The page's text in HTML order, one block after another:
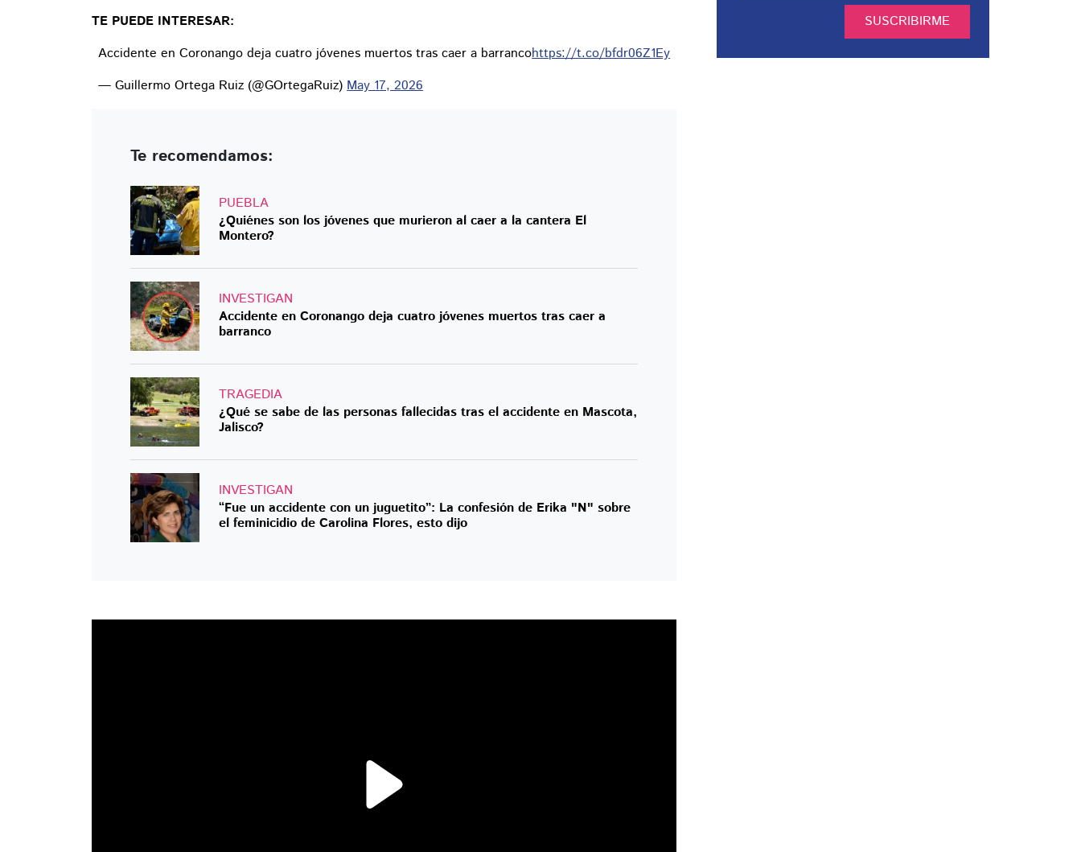
TE PUEDE INTERESAR:
Accidente en Coronango deja cuatro jóvenes muertos tras caer a barrancohttps://t.co/bfdr06Z1Ey
— Guillermo Ortega Ruiz (@GOrtegaRuiz)May 17, 2026
Te recomendamos:
PUEBLA
¿Quiénes son los jóvenes que murieron al caer a la cantera El
Montero?
INVESTIGAN
Accidente en Coronango deja cuatro jóvenes muertos tras caer a
barranco
TRAGEDIA
¿Qué se sabe de las personas fallecidas tras el accidente en Mascota,
Jalisco?
INVESTIGAN
“Fue un accidente con un juguetito”: La confesión de Erika "N" sobre
el feminicidio de Carolina Flores, esto dijo
SUSCRIBIRME